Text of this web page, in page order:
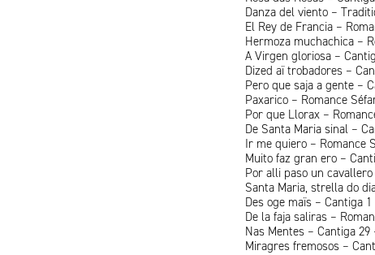
Danza del viento –
El Rey de Francia –
Hermoza muchachica –
A Virgen gloriosa –
Dized aï trobadores –
Pero que saja a gente –
Paxarico – Romance
Por que Llorax –
De Santa Maria sinal –
Ir me quiero – Romance
Muito faz gran ero –
Por alli paso un
Santa Maria, strella do
Des oge maïs – Cantiga
De la faja saliras –
Nas Mentes – Cantiga
Miragres fremosos –